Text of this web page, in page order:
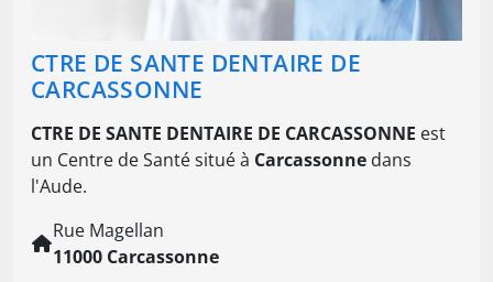
CTRE DE SANTE DENTAIRE DE
CARCASSONNE
CTRE DE SANTE DENTAIRE DE CARCASSONNE est
un Centre de Santé situé à Carcassonne dans
l'Aude.
Rue Magellan
11000 Carcassonne